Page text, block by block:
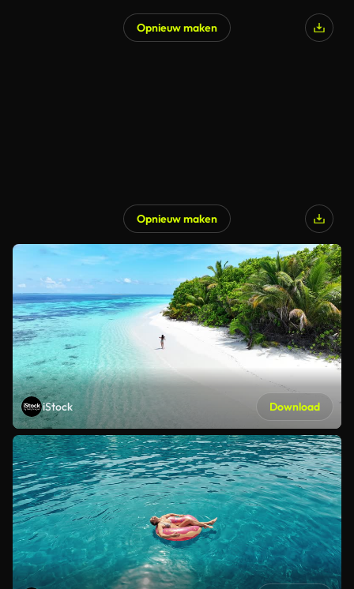
Opnieuw maken
Opnieuw maken
iStock Download